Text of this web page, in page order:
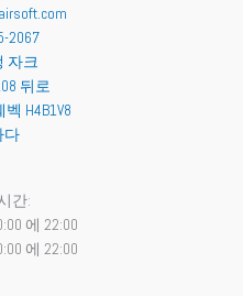
2067
자크
뒤로
벡 H4B1V8
다
간:
에 22:00
에 22:00